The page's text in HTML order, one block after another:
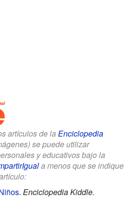
artículos de la Enciclopedia
se puede utilizar
y educativos bajo la
a menos que se indique
. Enciclopedia Kiddle.